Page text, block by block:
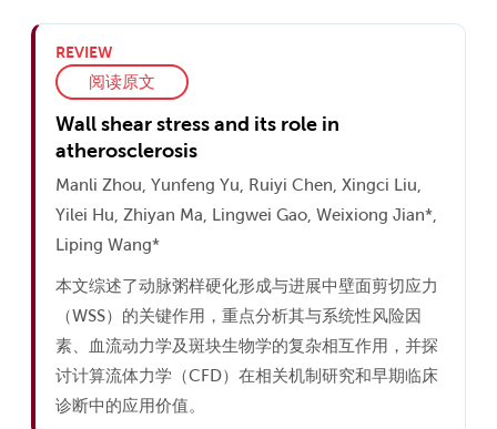
REVIEW
阅读原文
Wall shear stress and its role in
atherosclerosis
Manli Zhou, Yunfeng Yu, Ruiyi Chen, Xingci Liu,
Yilei Hu, Zhiyan Ma, Lingwei Gao, Weixiong Jian*,
Liping Wang*
本文综述了动脉粥样硬化形成与进展中壁面剪切应力
（WSS）的关键作用，重点分析其与系统性风险因
素、血流动力学及斑块生物学的复杂相互作用，并探
讨计算流体力学（CFD）在相关机制研究和早期临床
诊断中的应用价值。